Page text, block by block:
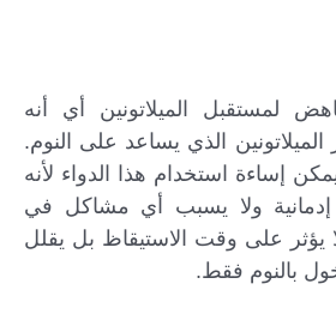
لمستقبل الميلاتونين أي أنه
الميلاتونين الذي يساعد على النوم.
إساءة استخدام هذا الدواء لأنه
إدمانية ولا يسبب أي مشاكل في
يؤثر على وقت الاستيقاظ بل يقلل
بالنوم فقط.